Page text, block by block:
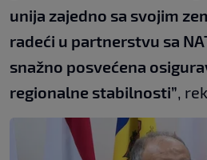
unija zajedno sa svojim
radeći u partnerstvu sa
snažno posvećena
regionalne stabilnosti”,